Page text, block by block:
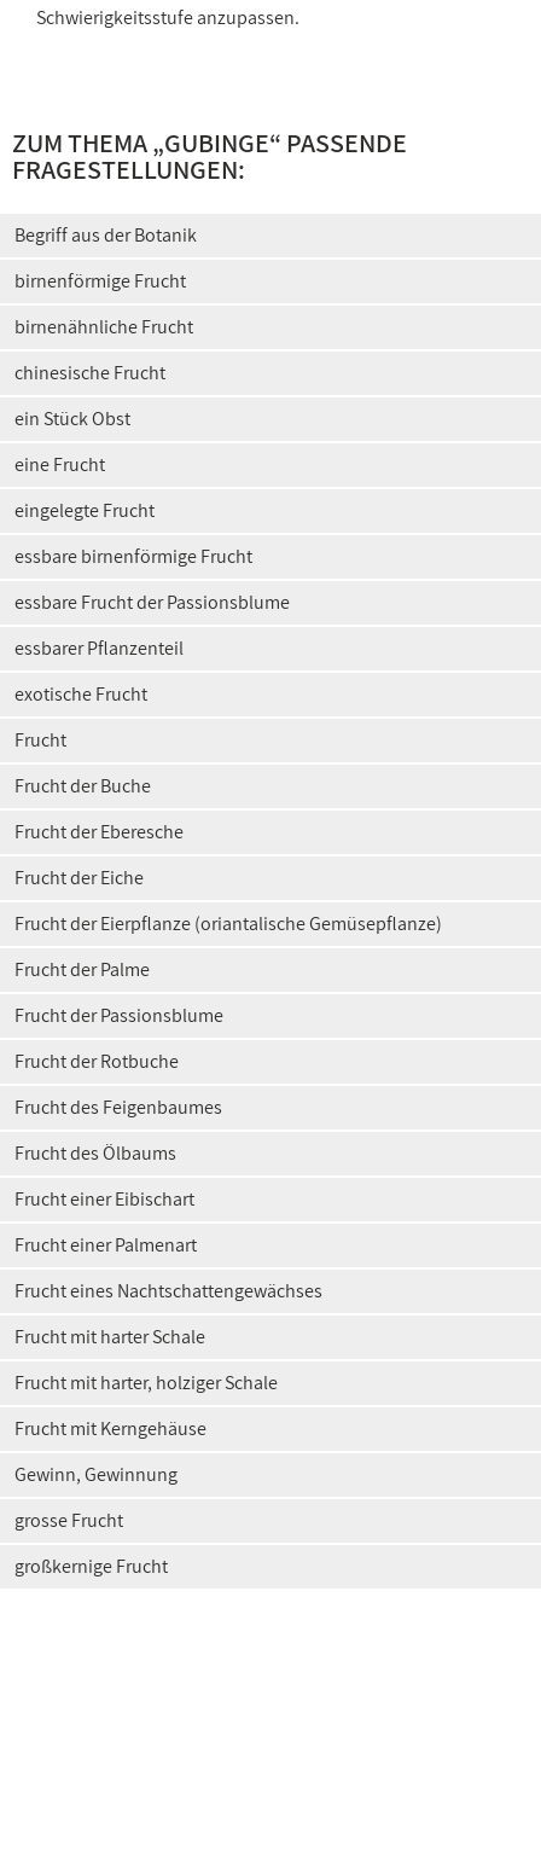
Schwierigkeitsstufe anzupassen.
ZUM THEMA „GUBINGE“ PASSENDE
FRAGESTELLUNGEN:
Begriff aus der Botanik
birnenförmige Frucht
birnenähnliche Frucht
chinesische Frucht
ein Stück Obst
eine Frucht
eingelegte Frucht
essbare birnenförmige Frucht
essbare Frucht der Passionsblume
essbarer Pflanzenteil
exotische Frucht
Frucht
Frucht der Buche
Frucht der Eberesche
Frucht der Eiche
Frucht der Eierpflanze (oriantalische Gemüsepflanze)
Frucht der Palme
Frucht der Passionsblume
Frucht der Rotbuche
Frucht des Feigenbaumes
Frucht des Ölbaums
Frucht einer Eibischart
Frucht einer Palmenart
Frucht eines Nachtschattengewächses
Frucht mit harter Schale
Frucht mit harter, holziger Schale
Frucht mit Kerngehäuse
Gewinn, Gewinnung
grosse Frucht
großkernige Frucht